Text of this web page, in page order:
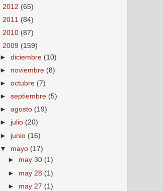
2012 (65)
2011 (84)
2010 (87)
2009 (159)
►diciembre (10)
► noviembre (8)
►octubre (7)
►septiembre (5)
►agosto (19)
► julio (20)
► junio (16)
▼ mayo (17)
► may 30 (1)
► may 28 (1)
► may 27 (1)